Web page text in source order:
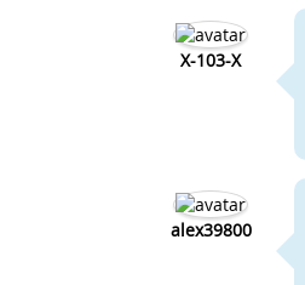
X-103-X
alex39800